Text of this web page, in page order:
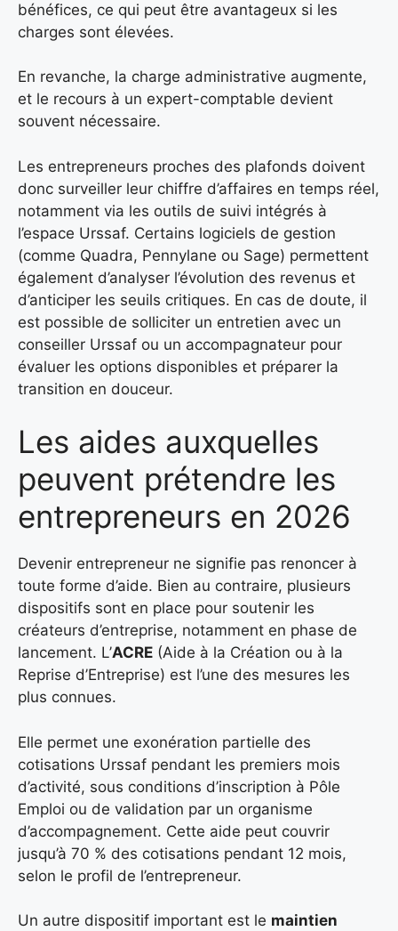
bénéfices, ce qui peut être avantageux si les
charges sont élevées.
En revanche, la charge administrative augmente,
et le recours à un expert-comptable devient
souvent nécessaire.
Les entrepreneurs proches des plafonds doivent
donc surveiller leur chiffre d’affaires en temps réel,
notamment via les outils de suivi intégrés à
l’espace Urssaf. Certains logiciels de gestion
(comme Quadra, Pennylane ou Sage) permettent
également d’analyser l’évolution des revenus et
d’anticiper les seuils critiques. En cas de doute, il
est possible de solliciter un entretien avec un
conseiller Urssaf ou un accompagnateur pour
évaluer les options disponibles et préparer la
transition en douceur.
Les aides auxquelles
peuvent prétendre les
entrepreneurs en 2026
Devenir entrepreneur ne signifie pas renoncer à
toute forme d’aide. Bien au contraire, plusieurs
dispositifs sont en place pour soutenir les
créateurs d’entreprise, notamment en phase de
lancement. L’ACRE (Aide à la Création ou à la
Reprise d’Entreprise) est l’une des mesures les
plus connues.
Elle permet une exonération partielle des
cotisations Urssaf pendant les premiers mois
d’activité, sous conditions d’inscription à Pôle
Emploi ou de validation par un organisme
d’accompagnement. Cette aide peut couvrir
jusqu’à 70 % des cotisations pendant 12 mois,
selon le profil de l’entrepreneur.
Un autre dispositif important est le maintien